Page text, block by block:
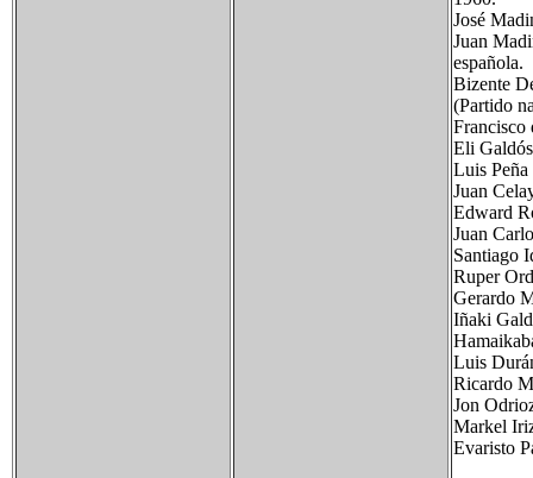
José
Juan
española.
Bizente
(Partido
Francisco
Eli
Luis
Juan
Edward
Juan
Santiago
Ruper
Gerardo
Iñaki
Luis
Ricardo
Jon
Markel
Evaristo